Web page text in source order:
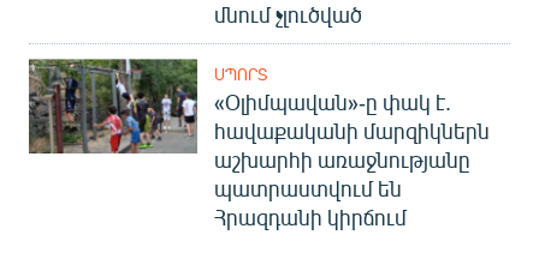
«Ազատության» բոլոր կայքերը
մնում չլուծված
ՍՊՈՐՏ
«Օլիմպավան»-ը փակ է.
հավաքականի մարզիկներն
աշխարհի առաջնությանը
պատրաստվում են
Հրազդանի կիրճում